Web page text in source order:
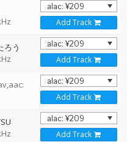
Add Track
ろう
Add Track
Add Track
Add Track